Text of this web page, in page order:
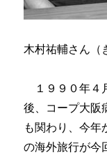
木村祐輔さん（
１９９０年４
後、コープ大阪
も関わり、今年
の海外旅行が今